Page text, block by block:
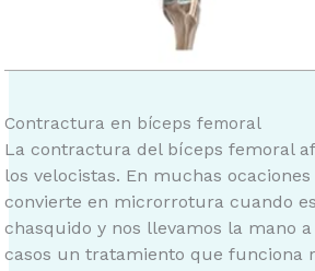
Contractura en bíceps femoral
La contractura del bíceps femoral
los velocistas. En muchas
convierte en microrrotura cuando
chasquido y nos llevamos la mano
casos un tratamiento que funciona